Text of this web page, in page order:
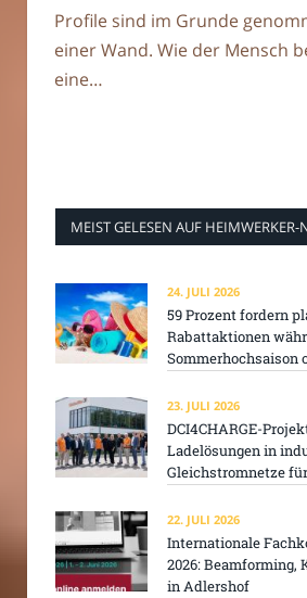
Profile sind im Grunde
einer Wand. Wie der Mensch
eine…
MEIST GELESEN AUF HEIMWERKER-
24. JULI 2026
59 Prozent fordern
Rabattaktionen
Sommerhochsaison
23. JULI 2026
DCI4CHARGE-
Ladelösungen in
Gleichstromnetze
22. JULI 2026
Internationale
2026: Beamforming,
in Adlershof